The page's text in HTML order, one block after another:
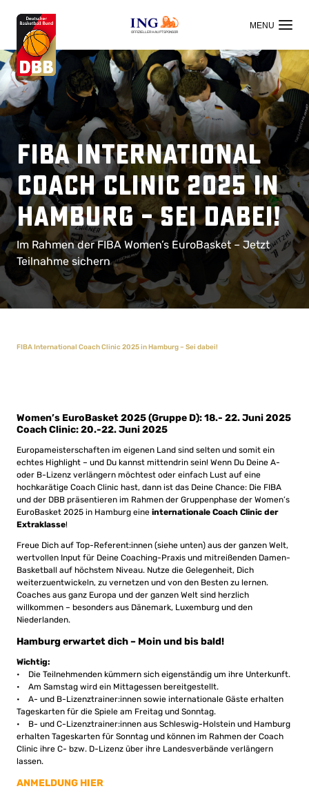
OFFIZIELLER HAUPTSPONSOR
FIBA International
Coach Clinic 2025 in
Hamburg – Sei dabei!
Im Rahmen der FIBA Women’s EuroBasket – Jetzt
Teilnahme sichern
FIBA International Coach Clinic 2025 in Hamburg – Sei dabei!
Women’s EuroBasket 2025 (Gruppe D): 18.- 22. Juni 2025
Coach Clinic: 20.-22. Juni 2025
Europameisterschaften im eigenen Land sind selten und somit ein
echtes Highlight – und Du kannst mittendrin sein! Wenn Du Deine A-
oder B-Lizenz verlängern möchtest oder einfach Lust auf eine
hochkarätige Coach Clinic hast, dann ist das Deine Chance: Die FIBA
und der DBB präsentieren im Rahmen der Gruppenphase der Women’s
EuroBasket 2025 in Hamburg eine internationale Coach Clinic der
Extraklasse!
Freue Dich auf Top-Referent:innen (siehe unten) aus der ganzen Welt,
wertvollen Input für Deine Coaching-Praxis und mitreißenden Damen-
Basketball auf höchstem Niveau. Nutze die Gelegenheit, Dich
weiterzuentwickeln, zu vernetzen und von den Besten zu lernen.
Coaches aus ganz Europa und der ganzen Welt sind herzlich
willkommen – besonders aus Dänemark, Luxemburg und den
Niederlanden.
Hamburg erwartet dich – Moin und bis bald!
Wichtig:
• Die Teilnehmenden kümmern sich eigenständig um ihre Unterkunft.
• Am Samstag wird ein Mittagessen bereitgestellt.
• A- und B-Lizenztrainer:innen sowie internationale Gäste erhalten
Tageskarten für die Spiele am Freitag und Sonntag.
• B- und C-Lizenztrainer:innen aus Schleswig-Holstein und Hamburg
erhalten Tageskarten für Sonntag und können im Rahmen der Coach
Clinic ihre C- bzw. D-Lizenz über ihre Landesverbände verlängern
lassen.
ANMELDUNG HIER